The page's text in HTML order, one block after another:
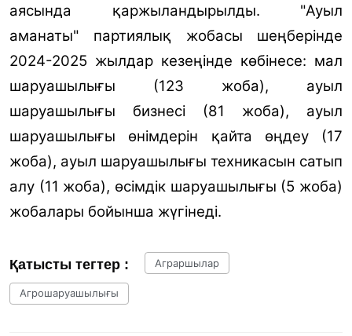
аясында қаржыландырылды. "Ауыл
аманаты" партиялық жобасы шеңберінде
2024-2025 жылдар кезеңінде көбінесе: мал
шаруашылығы (123 жоба), ауыл
шаруашылығы бизнесі (81 жоба), ауыл
шаруашылығы өнімдерін қайта өңдеу (17
жоба), ауыл шаруашылығы техникасын сатып
алу (11 жоба), өсімдік шаруашылығы (5 жоба)
жобалары бойынша жүгінеді.
Қатысты тегтер : Аграршылар
Агрошаруашылығы